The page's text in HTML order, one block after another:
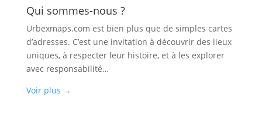
Qui sommes-nous ?
Urbexmaps.com est bien plus que de simples cartes
d’adresses. C’est une invitation à découvrir des lieux
uniques, à respecter leur histoire, et à les explorer
avec responsabilité…
Voir plus →